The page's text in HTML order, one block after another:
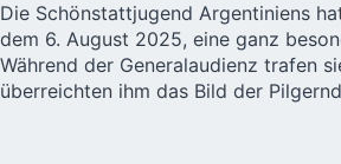
Die Schönstattjugend Argentiniens
dem 6. August 2025, eine ganz
Während der Generalaudienz trafen
überreichten ihm das Bild der